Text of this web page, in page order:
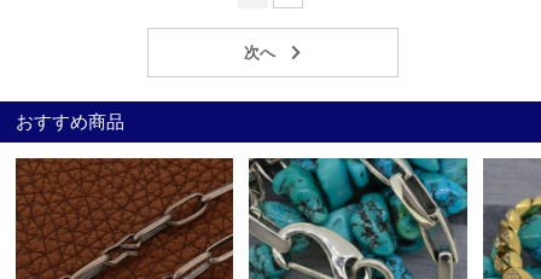
おすすめ商品